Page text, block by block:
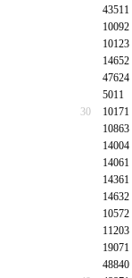
43511
10092
10123
14652
47624
5011
30
10171
10863
14004
14061
14361
14632
10572
11203
19071
48840